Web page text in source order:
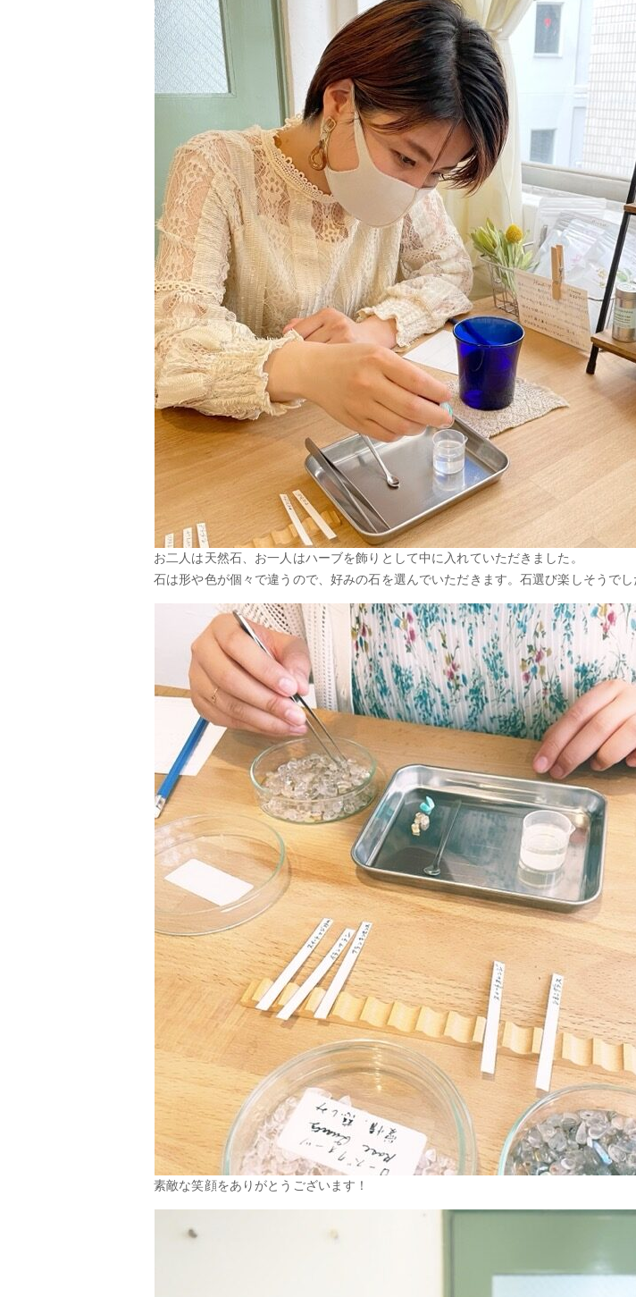
お二人は天然石、お一人はハーブを飾りとして中に入れていただきました。
石は形や色が個々で違うので、好みの石を選んでいただきます。石選び楽しそうでし
素敵な笑顔をありがとうございます！